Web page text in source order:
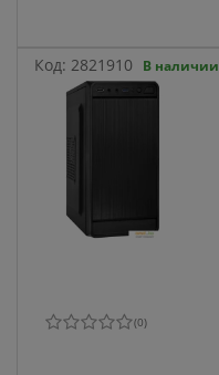
Код: 2821910 В наличии
(0)